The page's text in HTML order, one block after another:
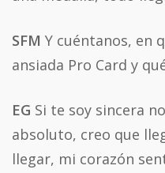
SFM Y cuéntanos, en
ansiada Pro Card y
EG Si te soy sincera
absoluto, creo que
llegar, mi corazón